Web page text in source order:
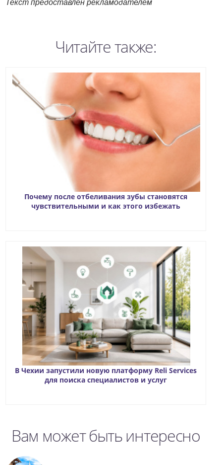
Текст предоставлен рекламодателем
Читайте также:
Почему после отбеливания зубы становятся
чувствительными и как этого избежать
В Чехии запустили новую платформу Reli Services
для поиска специалистов и услуг
Вам может быть интересно